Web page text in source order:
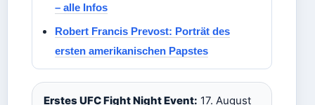
– alle Infos
Robert Francis Prevost: Porträt des
ersten amerikanischen Papstes
Erstes UFC Fight Night Event: 17. August